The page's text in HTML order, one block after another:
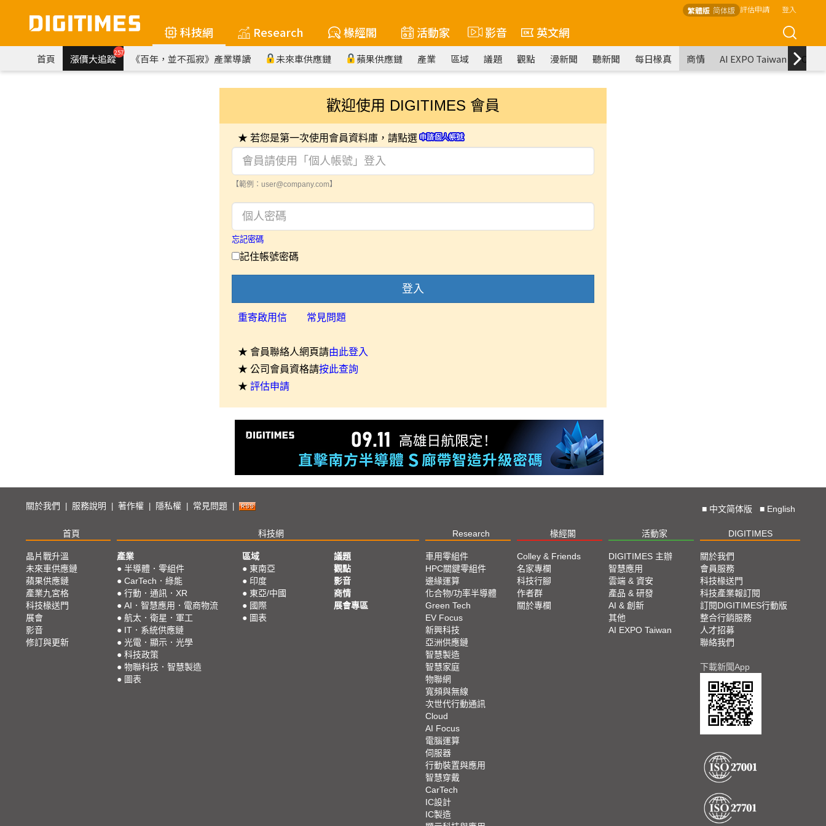
繁體版 简体版 評估申請 登入
科技網 Research 椽經閣 活動家 影音 英文網
首頁 漲價大追蹤257 《百年，並不孤寂》產業導讀 未來車供應鏈 蘋果供應鏈 產業 區域 議題 觀點 漫新聞 聽新聞 每日椽真 商情 AI EXPO Taiwan
歡迎使用 DIGITIMES 會員
★ 若您是第一次使用會員資料庫，請點選
【範例：user@company.com】
忘記密碼
記住帳號密碼
登入
重寄啟用信 常見問題
★ 會員聯絡人網頁請由此登入
★ 公司會員資格請按此查詢
★ 評估申請
關於我們 服務說明 著作權 隱私權 常見問題 ■ 中文简体版 ■ English
首頁 科技網 Research 椽經閣 活動家 DIGITIMES
晶片戰升溫
未來車供應鏈
蘋果供應鏈
產業九宮格
科技椽送門
展會
影音
修訂與更新
產業
● 半導體．零組件
● CarTech．綠能
● 行動．通訊．XR
● AI．智慧應用．電商物流
● 航太．衛星．軍工
● IT．系統供應鏈
● 光電．顯示．光學
● 科技政策
● 物聯科技．智慧製造
● 圖表
區域
● 東南亞
● 印度
● 東亞/中國
● 國際
● 圖表
議題
觀點
影音
商情
展會專區
車用零組件
HPC關鍵零組件
邊緣運算
化合物/功率半導體
Green Tech
EV Focus
新興科技
亞洲供應鏈
智慧製造
智慧家庭
物聯網
寬頻與無線
次世代行動通訊
Cloud
AI Focus
電腦運算
伺服器
行動裝置與應用
智慧穿戴
CarTech
IC設計
IC製造
Colley & Friends
名家專欄
科技行腳
作者群
關於專欄
DIGITIMES 主辦
智慧應用
雲端 & 資安
產品 & 研發
AI & 創新
其他
AI EXPO Taiwan
關於我們
會員服務
科技椽送門
科技產業報訂閱
訂閱DIGITIMES行動版
整合行銷服務
人才招募
聯絡我們
下載新聞App